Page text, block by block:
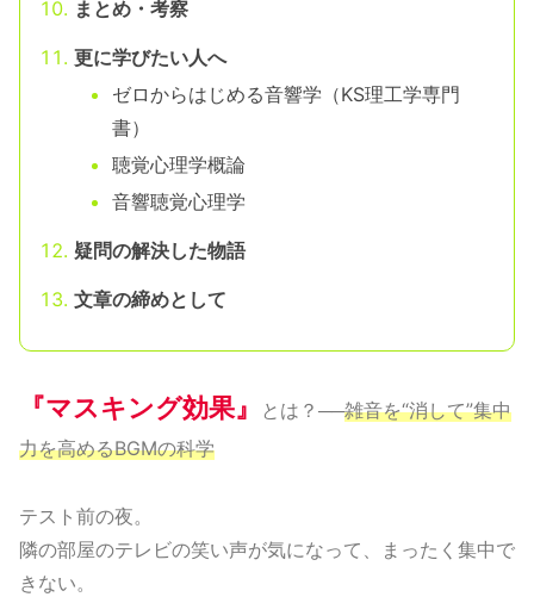
まとめ・考察
更に学びたい人へ
ゼロからはじめる音響学（KS理工学専門
書）
聴覚心理学概論
音響聴覚心理学
疑問の解決した物語
文章の締めとして
『マスキング効果』 とは？──雑音を“消して”集中
力を高めるBGMの科学
テスト前の夜。
隣の部屋のテレビの笑い声が気になって、まったく集中で
きない。